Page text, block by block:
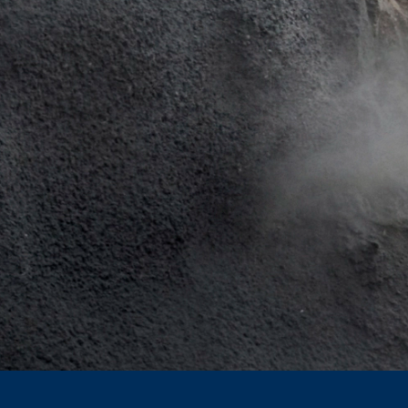
(f) i den generelle
(art. 6, stk. 1 (c) i den generelle
Dataene videregives til vores
planlægger at opbevare ovenstående
Økonomiske Samarbejdsområde er ikke
Google Analytics
Dette websted bruger Google
94043, USA. Google Analytics bruger
brugen af webstedet. De oplysninger,
der. Google Analytics-cookies gemmes
interesse i at analysere brugeradfærd
IP-anonymisering
Vi har aktiveret funktionen til IP-
andre parter i aftalen om Det
adresse til en Google-server i USA og
brug af webstedet, til at udarbejde
webstedsoperatøren. Den IP-adresse,
Browser-plugin
Subject*
Message
Upload your resume